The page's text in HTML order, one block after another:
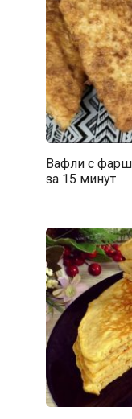
Вафли с
за 15 минут